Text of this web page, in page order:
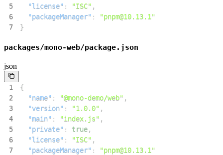
5
"license" : "ISC" ,
6
"packageManager" :
"pnpm@10.13.1"
7
}
packages/mono-web/package.json
json
1
{
2
"name" : "@mono-demo/web" ,
3
"version" : "1.0.0" ,
4
"main" : "index.js" ,
5
"private" : true,
6
"license" : "ISC" ,
7
"packageManager" :
"pnpm@10.13.1"